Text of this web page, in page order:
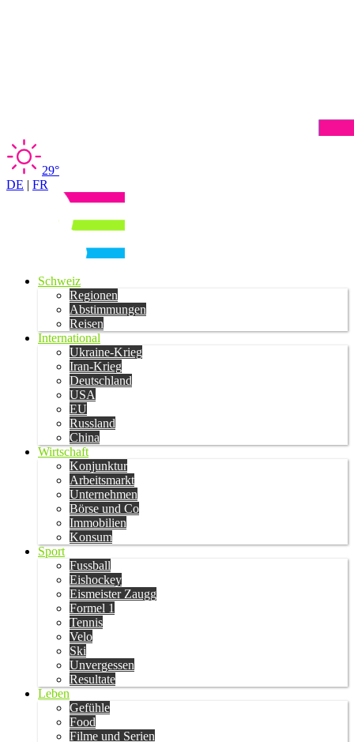
29°
DE | FR
Schweiz
Regionen
Abstimmungen
Reisen
International
Ukraine-Krieg
Iran-Krieg
Deutschland
USA
EU
Russland
China
Wirtschaft
Konjunktur
Arbeitsmarkt
Unternehmen
Börse und Co
Immobilien
Konsum
Sport
Fussball
Eishockey
Eismeister Zaugg
Formel 1
Tennis
Velo
Ski
Unvergessen
Resultate
Leben
Gefühle
Food
Filme und Serien